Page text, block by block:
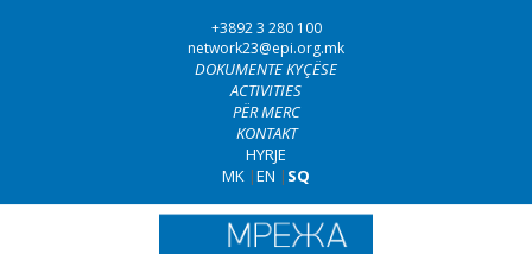
+3892 3 280 100
network23@epi.org.mk
DOKUMENTE KYÇËSE
ACTIVITIES
PËR MERC
KONTAKT
HYRJE
MK |EN | SQ